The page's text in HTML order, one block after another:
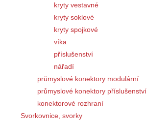
kryty vestavné
kryty soklové
kryty spojkové
víka
příslušenství
nářadí
průmyslové konektory modulární
průmyslové konektory příslušenství
konektorové rozhraní
Svorkovnice, svorky